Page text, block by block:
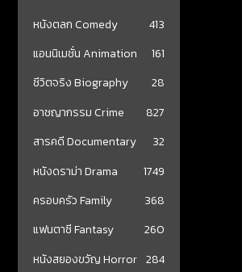
หนังตลก Comedy
413
แอนนิเมชั่น Animation
161
ชีวิตจริง Biography
28
อาชญากรรม Crime
827
สารคดี Documentary
32
หนังดราม่า Drama
1749
ครอบครัว Family
368
แฟนตาซี Fantasy
260
หนังสยองขวัญ Horror 284